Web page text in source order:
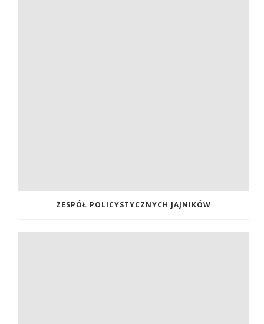
ZESPÓŁ POLICYSTYCZNYCH JAJNIKÓW